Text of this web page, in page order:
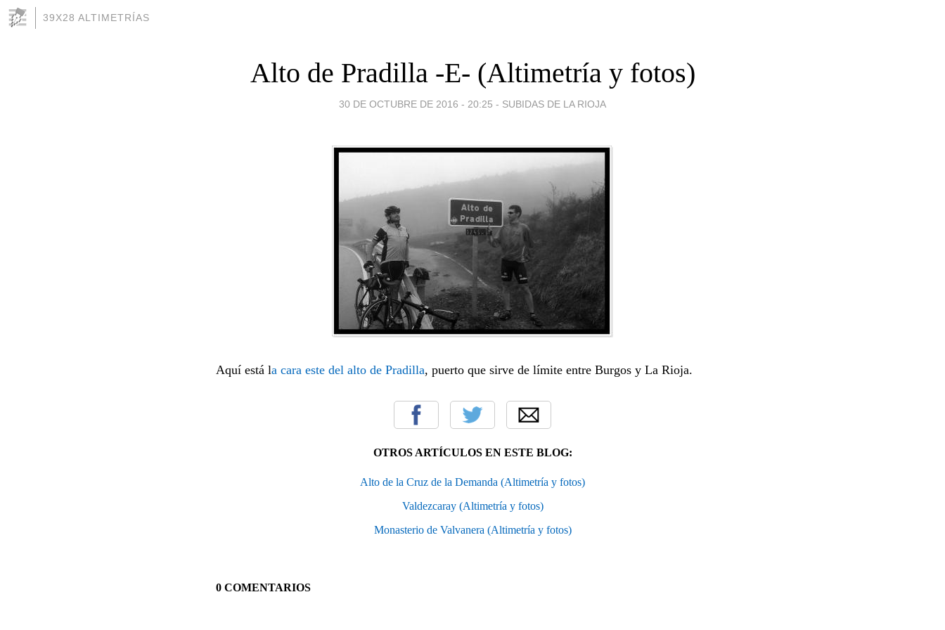
39X28 ALTIMETRÍAS
Alto de Pradilla -E- (Altimetría y fotos)
30 DE OCTUBRE DE 2016 - 20:25 - SUBIDAS DE LA RIOJA
Aquí está la cara este del alto de Pradilla, puerto que sirve de límite entre Burgos y La Rioja.
OTROS ARTÍCULOS EN ESTE BLOG:
Alto de la Cruz de la Demanda (Altimetría y fotos)
Valdezcaray (Altimetría y fotos)
Monasterio de Valvanera (Altimetría y fotos)
0 COMENTARIOS